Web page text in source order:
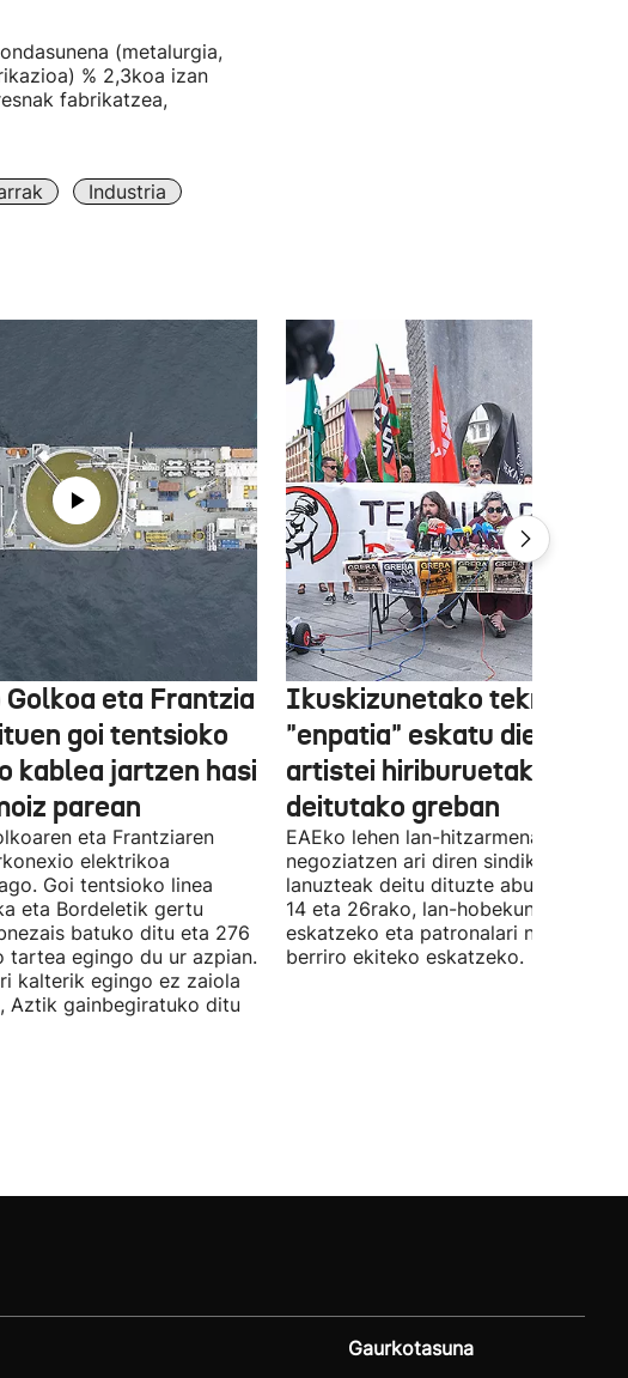
(metalurgia,
% 2,3koa izan
fabrikatzea,
Industria
Golkoa eta Frantzia
goi tentsioko
kablea jartzen hasi
parean
eta Frantziaren
elektrikoa
Goi tentsioko linea
eta Bordeletik gertu
batuko ditu eta 276
tartea egingo du ur azpian.
kalterik egingo ez zaiola
Aztik gainbegiratuko ditu
Ikuskizunetako teknikariek
"enpatia" eskatu diete
artistei hiriburuetako
deitutako greban
EAEko lehen lan-hitzarmena
negoziatzen ari diren sindikatuek
lanuzteak deitu dituzte abuztuaren 5,
14 eta 26rako, lan-hobekuntzak
eskatzeko eta patronalari
berriro ekiteko eskatzeko.
Gaurkotasuna